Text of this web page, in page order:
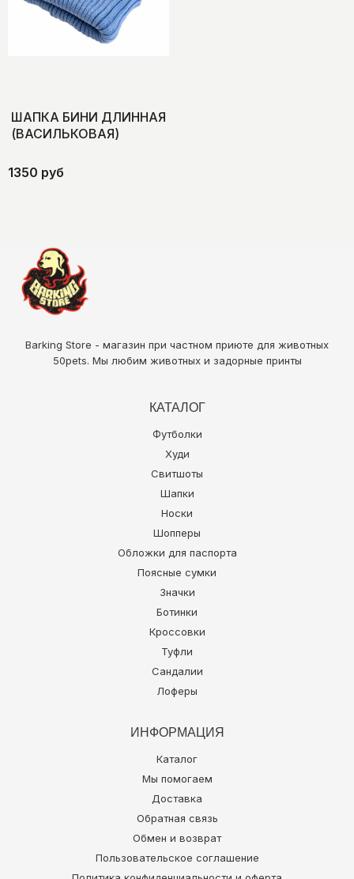
ШАПКА БИНИ ДЛИННАЯ
(ВАСИЛЬКОВАЯ)
1350 руб
Barking Store - магазин при частном приюте для животных
50pets. Мы любим животных и задорные принты
КАТАЛОГ
Футболки
Худи
Свитшоты
Шапки
Носки
Шопперы
Обложки для паспорта
Поясные сумки
Значки
Ботинки
Кроссовки
Туфли
Сандалии
Лоферы
ИНФОРМАЦИЯ
Каталог
Мы помогаем
Доставка
Обратная связь
Обмен и возврат
Пользовательское соглашение